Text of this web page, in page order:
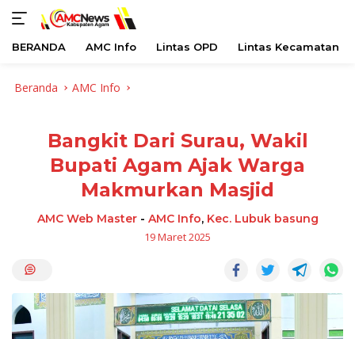
BERANDA AMC Info Lintas OPD Lintas Kecamatan
Beranda AMC Info
Bangkit Dari Surau, Wakil
Bupati Agam Ajak Warga
Makmurkan Masjid
AMC Web Master- AMC Info, Kec. Lubuk basung
19 Maret 2025